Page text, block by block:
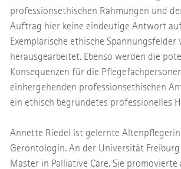
professionsethischen Rahmungen und
Auftrag hier keine eindeutige Antwort
Exemplarische ethische Spannungsfelder
herausgearbeitet. Ebenso werden die
Konsequenzen für die
einhergehenden professionsethischen
ein ethisch begründetes professionelles
Annette Riedel ist gelernte
Gerontologin. An der Universität
Master in Palliative Care. Sie